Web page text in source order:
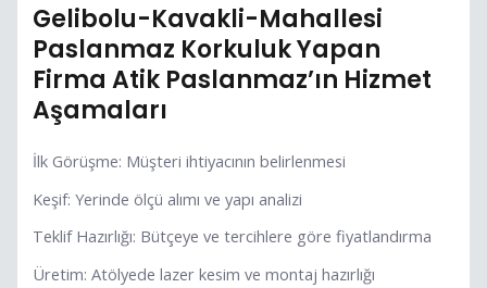
Gelibolu-Kavakli-Mahallesi
Paslanmaz Korkuluk Yapan
Firma Atik Paslanmaz’ın Hizmet
Aşamaları
İlk Görüşme: Müşteri ihtiyacının belirlenmesi
Keşif: Yerinde ölçü alımı ve yapı analizi
Teklif Hazırlığı: Bütçeye ve tercihlere göre fiyatlandırma
Üretim: Atölyede lazer kesim ve montaj hazırlığı